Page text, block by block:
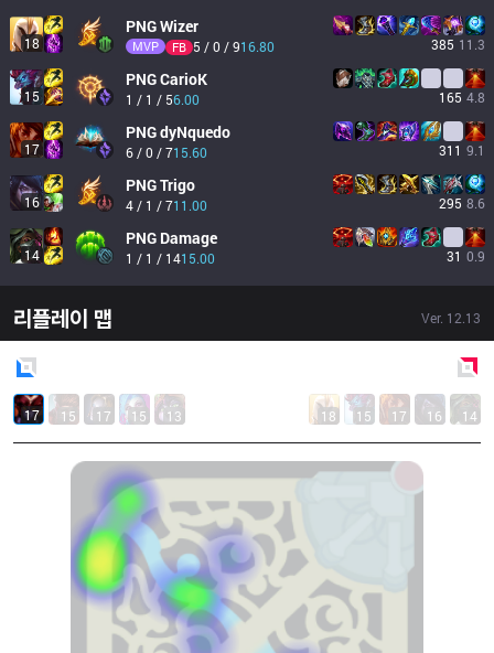
18
PNGWizer
MVP FB 5 / 0 / 916.80 385 11.3
15
PNGCarioK
1 / 1 / 56.00 165 4.8
17
PNGdyNquedo
6 / 0 / 715.60 311 9.1
16
PNGTrigo
4 / 1 / 711.00 295 8.6
14
PNG Damage
1 / 1 / 1415.00 31 0.9
리플레이 맵 Ver. 12.13
17 15 17 15 13 18 15 17 16 14